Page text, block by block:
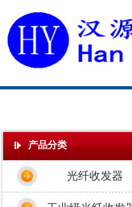
产品分类
光纤收发器